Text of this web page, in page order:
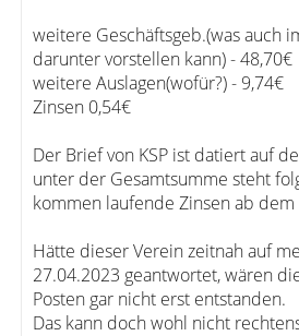
weitere Geschäftsgeb.(was auch
darunter vorstellen kann) - 48,70€
weitere Auslagen(wofür?) - 9,74€
Zinsen 0,54€
Der Brief von KSP ist datiert auf
unter der Gesamtsumme steht
kommen laufende Zinsen ab dem
Hätte dieser Verein zeitnah auf
27.04.2023 geantwortet, wären
Posten gar nicht erst entstanden.
Das kann doch wohl nicht